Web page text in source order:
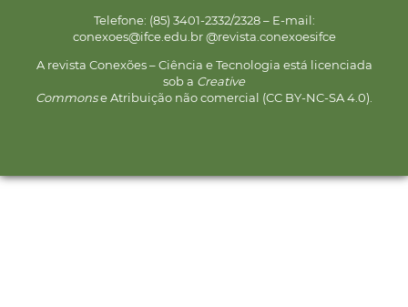
Telefone: (85) 3401-2332/2328 – E-mail:
conexoes@ifce.edu.br @revista.conexoesifce
A revista Conexões – Ciência e Tecnologia está licenciada
sob a Creative
Commonse Atribuição não comercial (CC BY-NC-SA 4.0).